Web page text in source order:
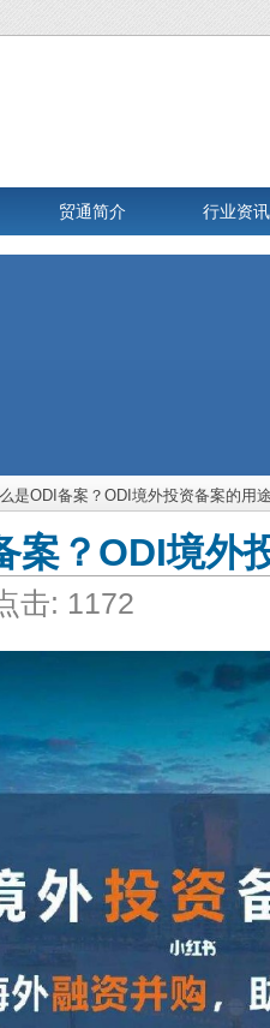
贸通简介 行业资讯
是ODI备案？ODI境外投资备案的用
案？ODI境外
击: 1172